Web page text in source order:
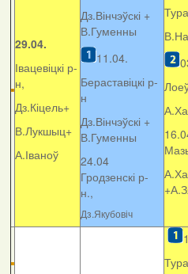
29.04.
Івацевіцкі р-
н,
Дз.Кіцель+
В.Лукшыц+
А.Іваноў
Дз.Вінчэўскі +
В.Гуменны
11.04.
Бераставіцкі р-
н
Дз.Вінчэўскі +
В.Гуменны
24.04
Гродзенскі р-
н.,
Дз.Якубовіч
+